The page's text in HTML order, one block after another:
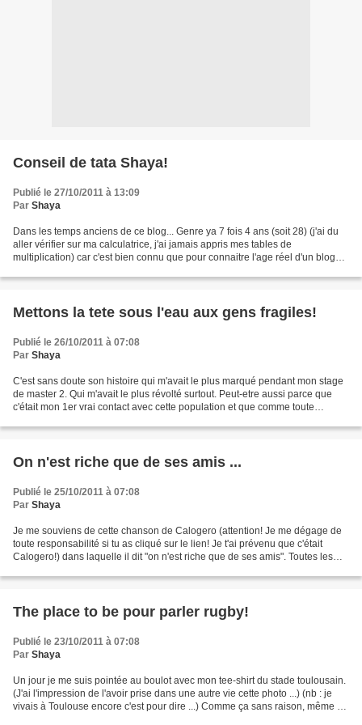
Conseil de tata Shaya!
Publié le 27/10/2011 à 13:09
Par Shaya
Dans les temps anciens de ce blog... Genre ya 7 fois 4 ans (soit 28) (j'ai du
aller vérifier sur ma calculatrice, j'ai jamais appris mes tables de
multiplication) car c'est bien connu que pour connaitre l'age réel d'un blog
Mettons la tete sous l'eau aux gens fragiles!
Publié le 26/10/2011 à 07:08
Par Shaya
C'est sans doute son histoire qui m'avait le plus marqué pendant mon stage
de master 2. Qui m'avait le plus révolté surtout. Peut-etre aussi parce que
c'était mon 1er vrai contact avec cette population et que comme toute
On n'est riche que de ses amis ...
Publié le 25/10/2011 à 07:08
Par Shaya
Je me souviens de cette chanson de Calogero (attention! Je me dégage de
toute responsabilité si tu as cliqué sur le lien! Je t'ai prévenu que c'était
Calogero!) dans laquelle il dit "on n'est riche que de ses amis". Toutes les
The place to be pour parler rugby!
Publié le 23/10/2011 à 07:08
Par Shaya
Un jour je me suis pointée au boulot avec mon tee-shirt du stade toulousain.
(J'ai l'impression de l'avoir prise dans une autre vie cette photo ...) (nb : je
vivais à Toulouse encore c'est pour dire ...) Comme ça sans raison, même si